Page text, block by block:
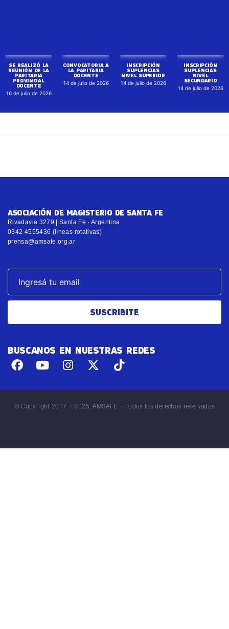
16 de julio de 2026
NIVEL
SECUNDARIO
14 de julio de 2026
prensa@amsafe.org.ar
BUSCANOS EN NUESTRAS REDES